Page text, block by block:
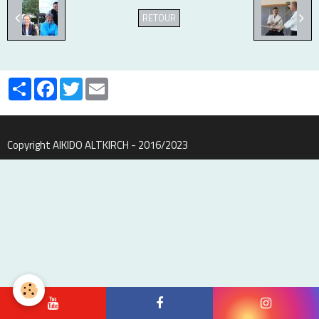
RETOUR
PartagerFacebook
Twitter
Copyright AIKIDO ALTKIRCH - 2016/2023